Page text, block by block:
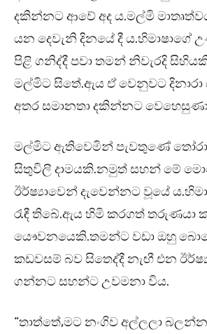
දකින්නට ආවේ අද ය.මල්මි
යන දෙවැනි දිනයේ දී ය.හිමාෂාගේ
පිළි ගනිද්දී පවා තමන් නිවැරදි
මල්මිට සිතේ.ඇය ඒ වෙනුවට
අතර සමානතා දකින්නට
මල්මිට ඇතිවෙමින් පැවතුණේ
සිතුවිලි දාමයකි.නමුත් සහන් මේ
ඊර්ෂ්‍යාවෙන් දැවෙන්නට වූයේ
රැඳී තිබේ.ඇය හිමි කරගත් තරුණයා
යෞවනයෙකි.තමන්ට වඩා ඔහු
කඩවසම් බව සිතෙද්දී නැඟී එන
ගන්නට සහන්ට උවමනා විය.
“තාත්තේ,මට නංගිව අල්ලලා